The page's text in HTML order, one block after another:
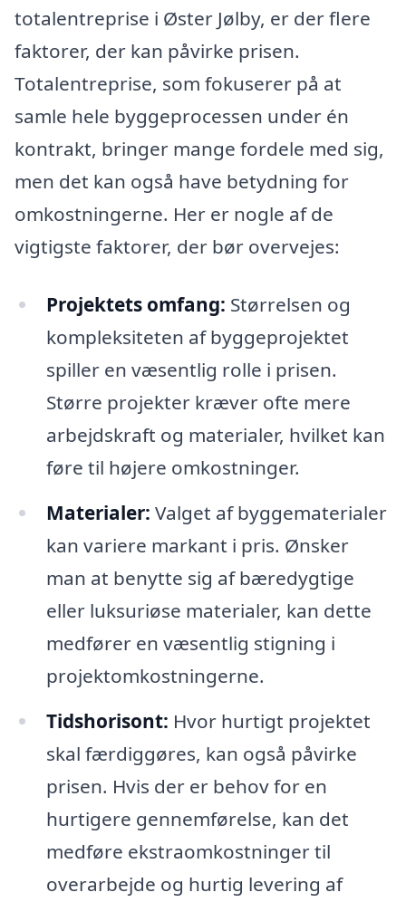
totalentreprise i Øster Jølby, er der flere
faktorer, der kan påvirke prisen.
Totalentreprise, som fokuserer på at
samle hele byggeprocessen under én
kontrakt, bringer mange fordele med sig,
men det kan også have betydning for
omkostningerne. Her er nogle af de
vigtigste faktorer, der bør overvejes:
Projektets omfang: Størrelsen og
kompleksiteten af byggeprojektet
spiller en væsentlig rolle i prisen.
Større projekter kræver ofte mere
arbejdskraft og materialer, hvilket kan
føre til højere omkostninger.
Materialer: Valget af byggematerialer
kan variere markant i pris. Ønsker
man at benytte sig af bæredygtige
eller luksuriøse materialer, kan dette
medfører en væsentlig stigning i
projektomkostningerne.
Tidshorisont: Hvor hurtigt projektet
skal færdiggøres, kan også påvirke
prisen. Hvis der er behov for en
hurtigere gennemførelse, kan det
medføre ekstraomkostninger til
overarbejde og hurtig levering af